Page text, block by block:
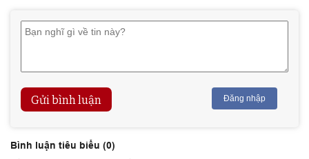
Gửi bình luận Đăng nhập
Bình luận tiêu biểu (0)